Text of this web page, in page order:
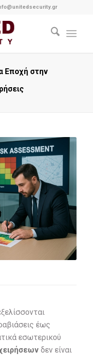
Εποχή στην
έως
εσωτερικού
δεν είναι